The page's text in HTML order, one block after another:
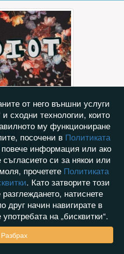
от него външни услуги
и сходни технологии, които
му функциониране
посочени в Политиката
информация или ако
съгласието си за някои или
прочетете Политиката
. Като затворите този
натиснете
друг начин навигирате в
на „бисквитки“.
Разбрах